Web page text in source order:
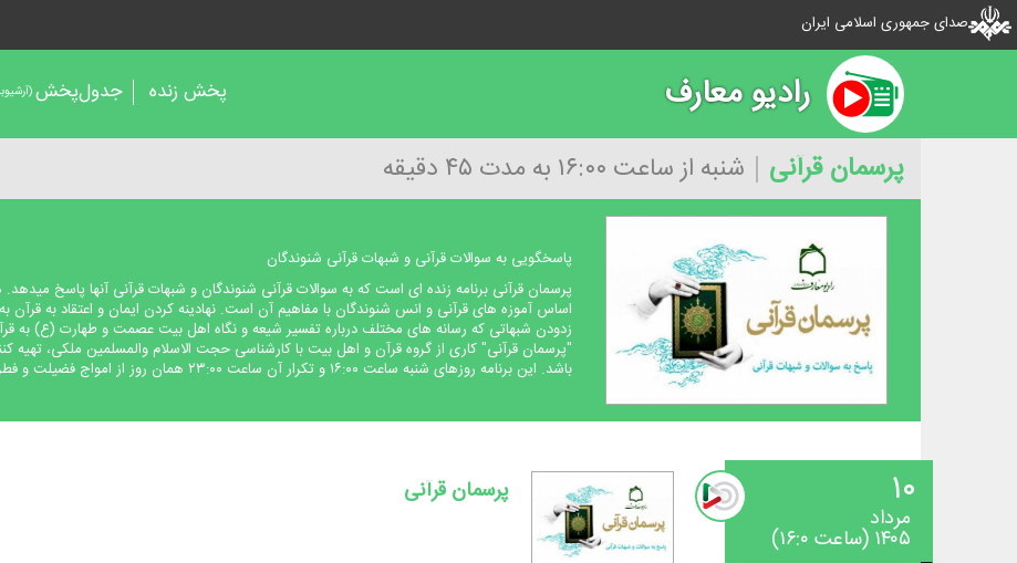
صدای جمهوری اسلامی ایران
رادیو معارف پخش زنده جدول‌پخش
پرسمان قرآنی شنبه از ساعت ۱۶:۰۰ به مدت ۴۵ دقیقه
پاسخگویی به سوالات قرآنی و شبهات قرآنی شنوندگان
پرسمان قرآنی برنامه زنده ای است كه به سوالات قرآنی شنوندگان و شبهات قرآنی آنها پاسخ
اساس آموزه های قرآنی و انس شنوندگان با مفاهیم آن است. نهادینه كردن ایمان و اعتقاد به
زدودن شبهاتی كه رسانه های مختلف درباره تفسیر شیعه و نگاه اهل بیت عصمت و طهارت (ع) به قرآن
"پرسمان قرآنی" كاری از گروه قرآن و اهل بیت با كارشناسی حجت الاسلام والمسلمین ملكی، تهیه
باشد. این برنامه روزهای شنبه ساعت ۱۶:۰۰ و تكرار آن ساعت ۲۳:۰۰ همان روز از امواج فضیلت و فطرت پخش می شود .
۱۰
مرداد
۱۴۰۵ (ساعت ۱۶:۰)
پرسمان قرآنی